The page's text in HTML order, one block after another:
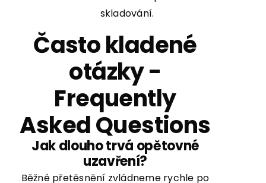
skladování.
Často kladené
otázky -
Frequently
Asked Questions
Jak dlouho trvá opětovné
uzavření?
Běžné přetěsnění zvládneme rychle po